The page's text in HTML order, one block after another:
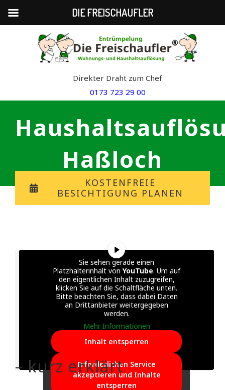
Direkter Draht zum Chef
0173 723 29 00
Haßloch
KOSTENFREIE
BESICHTIGUNG PLANEN
Sie sehen gerade einen
Platzhalterinhalt von YouTube. Um auf
den eigentlichen Inhalt zuzugreifen,
klicken Sie auf die Schaltfläche unten.
Bitte beachten Sie, dass dabei Daten
an Drittanbieter weitergegeben
werden.
Mehr Informationen
Inhalt entsperren
Erforderlichen Service
akzeptieren und Inhalte
entsperren
– kurz erklärt
DIE FREISCHAUFLER